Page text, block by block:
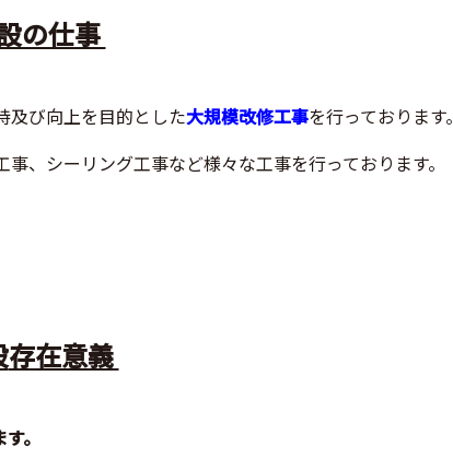
の仕事
及び向上を目的とした大規模改修工事を行っております。
、シーリング工事など様々な工事を行っております。
存在意義
。